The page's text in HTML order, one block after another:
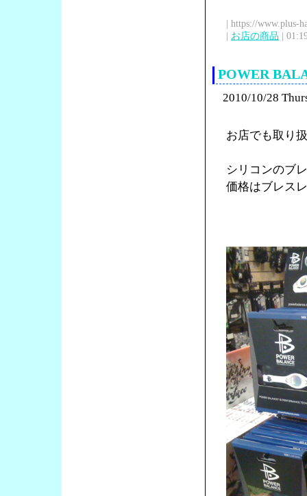
| https://www.plus-
| お店の商品 |
POWER
2010/10/28
お店でも取り
シリコンのブ
価格はブレス